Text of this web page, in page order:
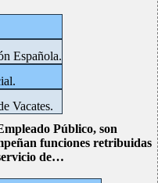
Española.
Vacates.
Público, son
funciones retribuidas
de…